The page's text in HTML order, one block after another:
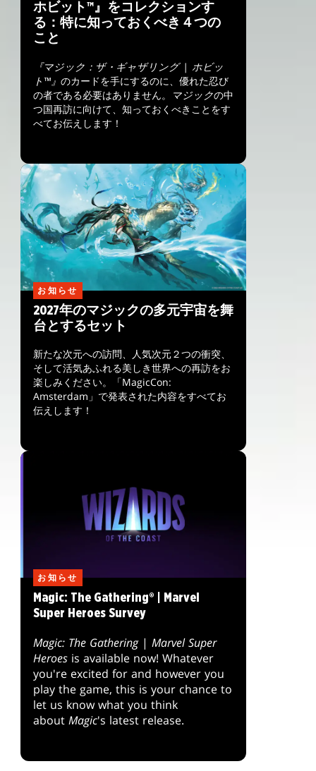
ホビット™』をコレクションす
る：特に知っておくべき４つの
こと
『マジック：ザ・ギャザリング | ホビッ
ト™』のカードを手にするのに、優れた忍び
の者である必要はありません。
マジックの中
つ国再訪に向けて、知っておくべきことをす
べてお伝えします！
お知らせ
2027年のマジックの多元宇宙を舞
台とするセット
新たな次元への訪問、人気次元２つの衝突、
そして活気あふれる美しき世界への再訪をお
楽しみください。「MagicCon:
Amsterdam」で発表された内容をすべてお
伝えします！
お知らせ
Magic: The Gathering® | Marvel
Super Heroes Survey
Magic: The Gathering|Marvel Super
Heroes is available now! Whatever
you're excited for and however you
play the game, this is your chance to
let us know what you think
aboutMagic's latest release.